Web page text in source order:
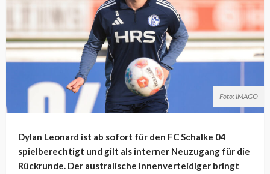
Foto: IMAGO
Dylan Leonard ist ab sofort für den FC Schalke 04
spielberechtigt und gilt als interner Neuzugang für die
Rückrunde. Der australische Innenverteidiger bringt